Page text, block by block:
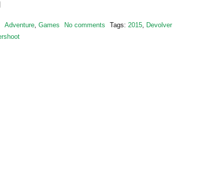
Adventure Games No comments Tags: 2015 Devolver